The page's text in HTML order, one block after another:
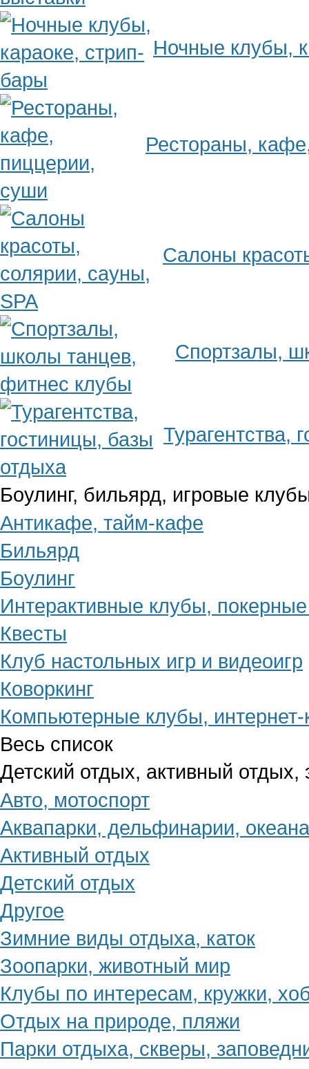
Ночные клубы,
Рестораны,
Салоны
Спортзалы,
Турагентства,
Боулинг, бильярд, игровые
Антикафе, тайм-кафе
Бильярд
Боулинг
Интерактивные клубы,
Квесты
Клуб настольных игр и видеоигр
Коворкинг
Компьютерные клубы,
Весь список
Детский отдых, активный отдых,
Авто, мотоспорт
Аквапарки, дельфинарии,
Активный отдых
Детский отдых
Другое
Зимние виды отдыха, каток
Зоопарки, животный мир
Клубы по интересам, кружки,
Отдых на природе, пляжи
Парки отдыха, скверы,